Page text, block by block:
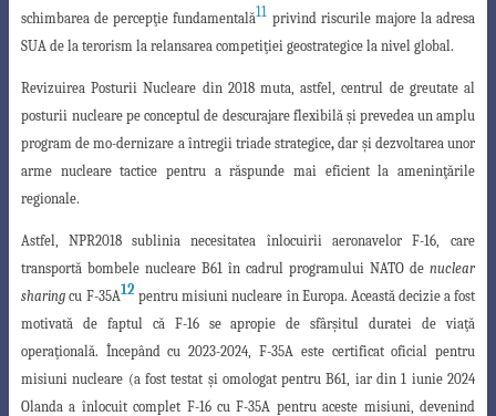
schimbarea de percepţie fundamentală11 privind riscurile majore la adresa
SUA de la terorism la relansarea competiţiei geostrategice la nivel global.
Revizuirea Posturii Nucleare din 2018 muta, astfel, centrul de greutate al
posturii nucleare pe conceptul de descurajare flexibilă şi prevedea un amplu
program de mo-dernizare a întregii triade strategice,dar şi dezvoltarea unor
arme nucleare tactice pentru a răspunde mai eficient la ameninţările
regionale.
Astfel,NPR2018 sublinia necesitatea înlocuirii aeronavelor F-16,
care
transportă bombele nucleare B61 în cadrul programului NATO denuclear
sharingcu F-35A12 pentru misiuni nucleare în Europa. Această decizie a fost
motivată de faptul că F-16 se apropie de sfârşitul duratei de viaţă
operaţională. Începând cu 2023-2024, F-35A este certificat oficial pentru
misiuni nucleare (a fost testat şi omologat pentru B61, iar din 1 iunie 2024
Olanda a înlocuit complet F-16 cu F-35A pentru aceste misiuni, devenind